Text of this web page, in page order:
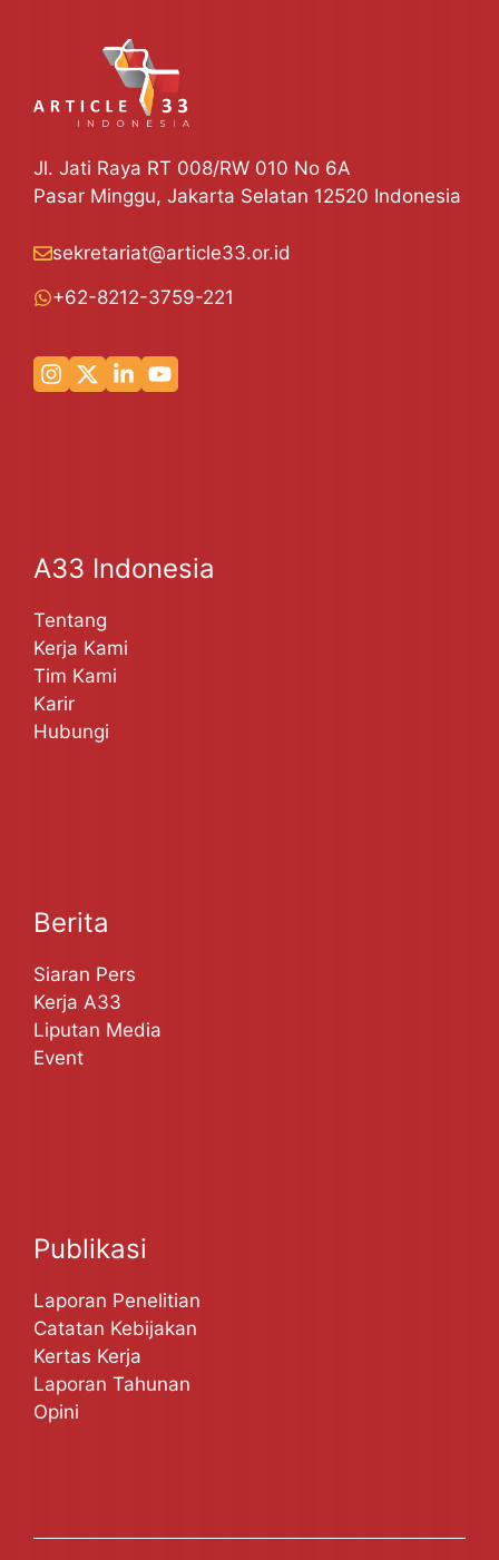
Jl. Jati Raya RT 008/RW 010 No 6A
Pasar Minggu, Jakarta Selatan 12520 Indonesia
sekretariat@article33.or.id
+62-8212-3759-221
A33 Indonesia
Tentang
Kerja Kami
Tim Kami
Karir
Hubungi
Berita
Siaran Pers
Kerja A33
Liputan Media
Event
Publikasi
Laporan Penelitian
Catatan Kebijakan
Kertas Kerja
Laporan Tahunan
Opini